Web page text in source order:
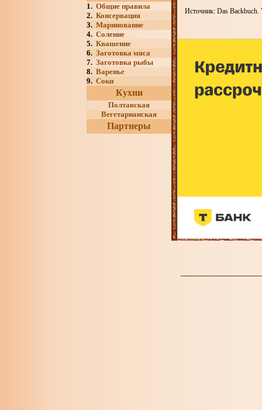
1. Общие правила
2. Консервация
3. Маринование
4. Соление
5. Квашение
6. Заготовка мяса
7. Заготовка рыбы
8. Варенье
9. Соки
Кухни
Полтавская
Вегетарианская
Партнеры
Источник: Das Backbuch.